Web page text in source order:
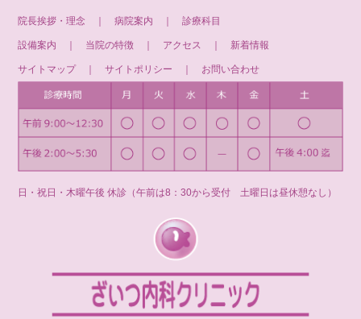
院長挨拶・理念 ｜病院案内 ｜診療科目
設備案内 ｜ 当院の特徴 ｜ アクセス ｜ 新着情報
サイトマップ｜サイトポリシー ｜ お問い合わせ
日・祝日・木曜午後 休診（午前は8：30から受付 土曜日は昼休憩なし）